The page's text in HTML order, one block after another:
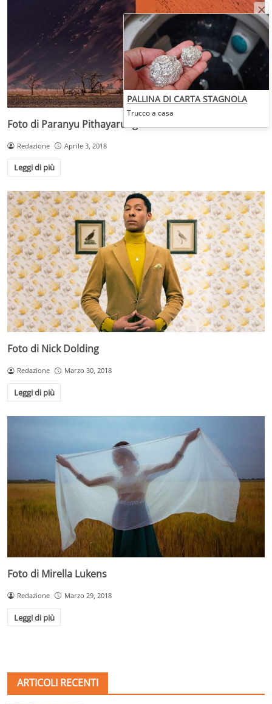
Foto di Paranyu Pithayarungsarit
Redazione Aprile 3, 2018
Leggi di più
Foto di Nick Dolding
Redazione Marzo 30, 2018
Leggi di più
Foto di Mirella Lukens
Redazione Marzo 29, 2018
Leggi di più
ARTICOLI RECENTI
PALLINA DI CARTA STAGNOLA
Trucco a casa